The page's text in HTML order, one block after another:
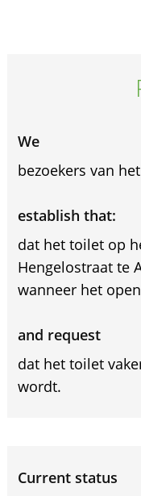
We
bezoekers van
establish that:
dat het toilet op
Hengelostraat te
wanneer het
and request
dat het toilet
wordt.
Current status